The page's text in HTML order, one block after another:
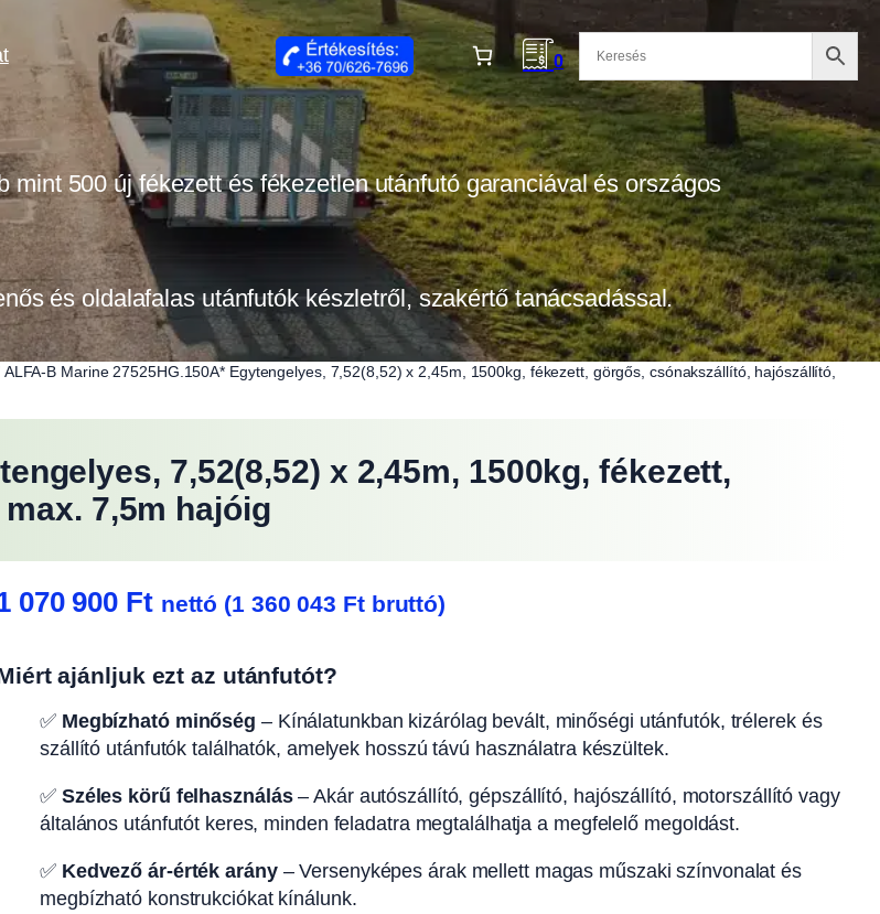
0
mint 500 új fékezett és fékezetlen utánfutó garanciával és országos
és oldalafalas utánfutók készletről, szakértő tanácsadással.
ALFA-B Marine 27525HG.150A* Egytengelyes, 7,52(8,52) x 2,45m, 1500kg, fékezett, görgős, csónakszállító, hajószállító,
7,52(8,52) x 2,45m, 1500kg, fékezett,
7,5m hajóig
070 900 Ft nettó (1 360 043 Ftbruttó)
ajánljuk ezt az utánfutót?
✅ Megbízható minőség – Kínálatunkban kizárólag bevált, minőségi utánfutók, trélerek és
szállító utánfutók találhatók, amelyek hosszú távú használatra készültek.
✅ Széles körű felhasználás– Akár autószállító, gépszállító, hajószállító, motorszállító vagy
általános utánfutót keres, minden feladatra megtalálhatja a megfelelő megoldást.
✅ Kedvező ár-érték arány– Versenyképes árak mellett magas műszaki színvonalat és
megbízható konstrukciókat kínálunk.